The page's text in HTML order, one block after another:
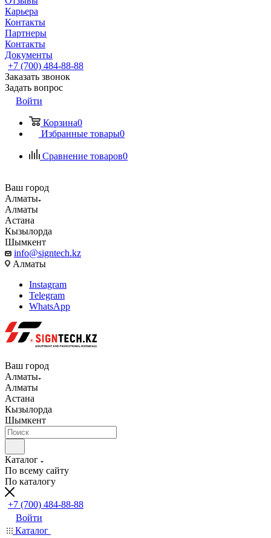
Карьера
Контакты
Партнеры
Контакты
Документы
+7 (700) 484-88-88
Заказать звонок
Задать вопрос
Войти
Корзина0
Избранные товары0
Сравнение товаров0
Ваш город
Алматы
Алматы
Астана
Кызылорда
Шымкент
info@signtech.kz
Алматы
Instagram
Telegram
WhatsApp
Ваш город
Алматы
Алматы
Астана
Кызылорда
Шымкент
Каталог
По всему сайту
По каталогу
+7 (700) 484-88-88
Войти
Каталог